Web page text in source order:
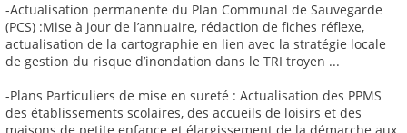
-Actualisation permanente du Plan Communal de Sauvegarde
(PCS) :Mise à jour de l’annuaire, rédaction de fiches réflexe,
actualisation de la cartographie en lien avec la stratégie locale
de gestion du risque d’inondation dans le TRI troyen ...
-Plans Particuliers de mise en sureté : Actualisation des PPMS
des établissements scolaires, des accueils de loisirs et des